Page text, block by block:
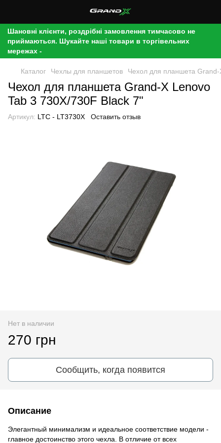
Шановні клієнти, роздрібні замовлення тимчасово не
приймаються. Шукайте наші товари в торгівельних
мережах -
Каталог Чехлы для планшетов Чехол для планшета
Чехол для планшета Grand-X Lenovo
Tab 3 730X/730F Black 7"
Артикул: LTC - LT3730X Оставить отзыв
Нет в наличии
270 грн
Сообщить, когда появится
Описание
Элегантный минимализм и идеальное соответствие модели -
главное достоинство этого чехла. В отличие от всех